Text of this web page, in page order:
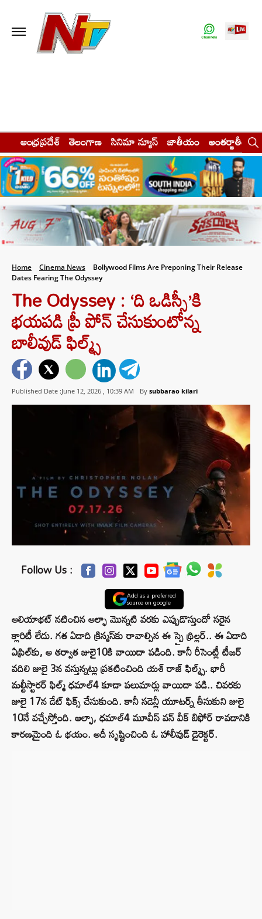
ఆంధ్రప్రదేశ్ తెలంగాణ సినిమా న్యూస్ జాతీయం అంతర్జాతీయం
Home Cinema News
Bollywood Films Are Preponing Their Release
Dates Fearing The Odyssey
The Odyssey : ‘ది ఒడిస్సీ’కి
భయపడి ప్రీ పోన్ చేసుకుంటోన్న
బాలీవుడ్ ఫిల్మ్స్
Published Date :June 12, 2026 , 10:39 AM By subbarao kilari
Follow Us :
Add as a preferred
source on google
ఆలియాభట్ నటించిన ఆల్ఫా మొన్నటి వరకు ఎప్పుడొస్తుందో సరైన
క్లారిటీ లేదు. గత ఏడాది క్రిస్మస్‌కు రావాల్సిన ఈ స్పై థ్రిల్లర్.. ఈ ఏడాది
ఏప్రిల్‌కు, ఆ తర్వాత జులై10కి వాయిదా పడింది. కానీ రీసెంట్లీ టీజర్
వదిలి జులై 3న వస్తున్నట్లు ప్రకటించింది యశ్ రాజ్ ఫిల్మ్స్. భారీ
మల్టీస్టారర్ ఫిల్మ్ ధమాల్4 కూడా పలుమార్లు వాయిదా పడి.. చివరకు
జులై 17న డేట్ ఫిక్స్ చేసుకుంది. కానీ సడెన్లీ యూటర్న్ తీసుకుని జులై
10నే వచ్చేస్తోంది. ఆల్ఫా, ధమాల్4 మూవీస్ వన్ వీక్ బిఫోర్ రావడానికి
కారణమైంది ఓ భయం. అదీ సృష్టించింది ఓ హాలీవుడ్ డైరెక్టర్.